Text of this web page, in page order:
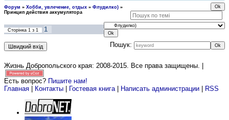
Форум » Хобби, увлечение, отдых » Флудилко) »
Принцип действия аккумулятора
Сторінка 1 з 1
1
Пошук:
Жизнь Добропольского края: 2008-2015. Все права защищены. |
Есть вопрос? Пишите нам!
Главная
Контакты Гостевая книга| Написать администрации RSS